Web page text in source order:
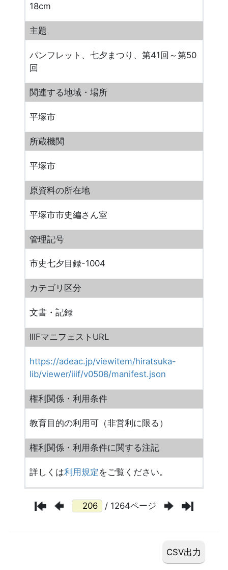
18cm
主題
パンフレット、七夕まつり、第41回～第50
回
関連する地域・場所
平塚市
所蔵機関
平塚市
原資料の所在地
平塚市市史編さん室
管理記号
市史七夕目録-1004
カテゴリ区分
文書・記録
IIIFマニフェストURL
https://adeac.jp/viewitem/hiratsuka-
lib/viewer/iiif/v0508/manifest.json
権利関係・利用条件
教育目的の利用可（非営利に限る）
権利関係・利用条件に関する注記
詳しくは利用規定 をご覧ください。
/ 1264ページ